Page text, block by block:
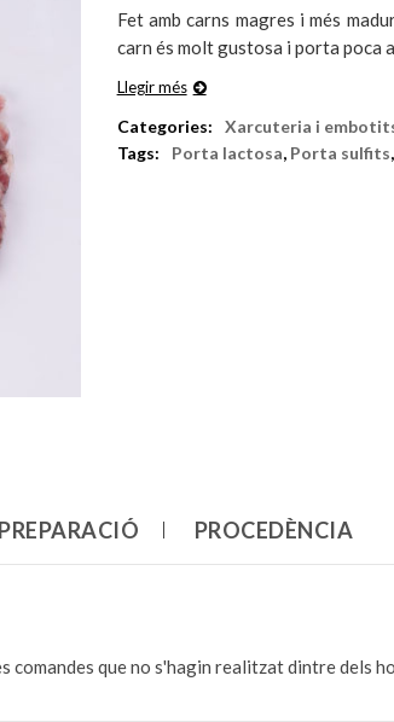
Fet amb carns magres i més
carn és molt gustosa i porta poca
Llegir més
Categories:
Xarcuteria i
Tags:
Porta lactosa, Porta sulfits,
PREPARACIÓ PROCEDÈNCIA
comandes que no s'hagin realitzat dintre dels